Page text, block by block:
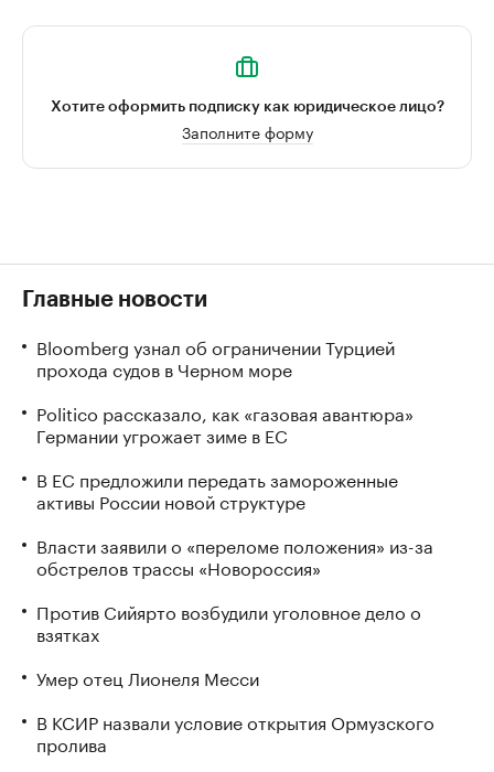
Хотите оформить подписку как юридическое лицо?
Заполните форму
Главные новости
Bloomberg узнал об ограничении Турцией
прохода судов в Черном море
Politico рассказало, как «газовая авантюра»
Германии угрожает зиме в ЕС
В ЕС предложили передать замороженные
активы России новой структуре
Власти заявили о «переломе положения» из-за
обстрелов трассы «Новороссия»
Против Сийярто возбудили уголовное дело о
взятках
Умер отец Лионеля Месси
В КСИР назвали условие открытия Ормузского
пролива